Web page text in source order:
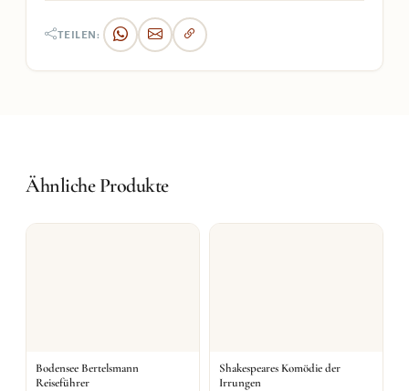
TEILEN:
Ähnliche Produkte
Bodensee Bertelsmann
Reiseführer
Shakespeares Komödie der
Irrungen